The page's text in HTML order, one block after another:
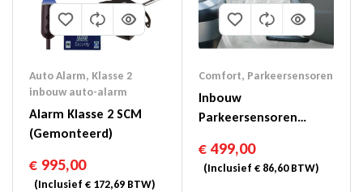
Auto Alarm, Klasse 2
inbouw auto-alarm
Alarm Klasse 2 SCM
(gemonteerd)
€ 995,00
(Inclusief € 172,69 BTW)
Comfort, Parkeersensoren
Inbouw
Parkeersensoren
7106F
€499,00
(Inclusief €86,60BTW)